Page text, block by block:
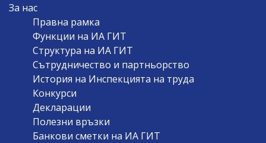
NAVIGATION
За нас
Правна рамка
Функции на ИА ГИТ
Структура на ИА ГИТ
Сътрудничество и партньорство
История на Инспекцията на труда
Конкурси
Декларации
Полезни връзки
Банкови сметки на ИА ГИТ